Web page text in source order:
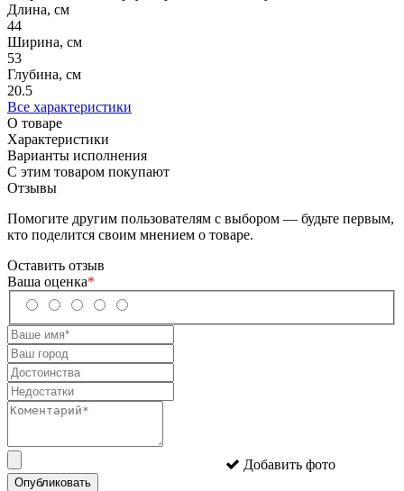
Длина, см
44
Ширина, см
53
Глубина, см
20.5
Все характеристики
О товаре
Характеристики
Варианты исполнения
С этим товаром покупают
Отзывы
Помогите другим пользователям с выбором — будьте первым,
кто поделится своим мнением о товаре.
Оставить отзыв
Ваша оценка*
Добавить фото
Опубликовать